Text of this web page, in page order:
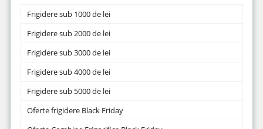
Frigidere sub 1000 de lei
Frigidere sub 2000 de lei
Frigidere sub 3000 de lei
Frigidere sub 4000 de lei
Frigidere sub 5000 de lei
Oferte frigidere Black Friday